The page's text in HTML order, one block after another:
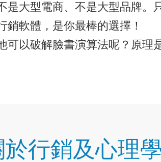
是大型電商、不是大型品牌。
銷軟體，是你最棒的選擇！
可以破解臉書演算法呢？原理
於行銷及心理